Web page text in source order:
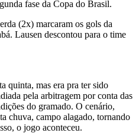
fase da Copa do Brasil.
(2x) marcaram os gols da
Lausen descontou para o time
quinta, mas era pra ter sido
pela arbitragem por conta das
do gramado. O cenário,
chuva, campo alagado, tornando
o jogo aconteceu.